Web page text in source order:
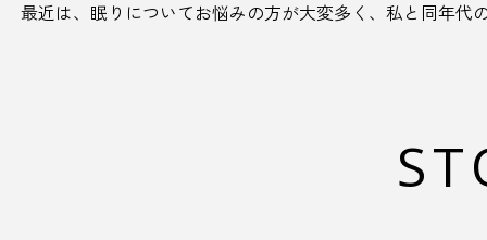
最近は、眠りについてお悩みの方が大変多く、私と同年